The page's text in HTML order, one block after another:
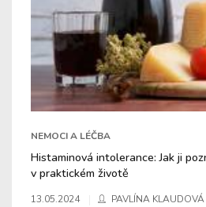
NEMOCI A LÉČBA
Histaminová intolerance: Jak ji
v praktickém životě
13.05.2024 PAVLÍNA KLAUDOVÁ